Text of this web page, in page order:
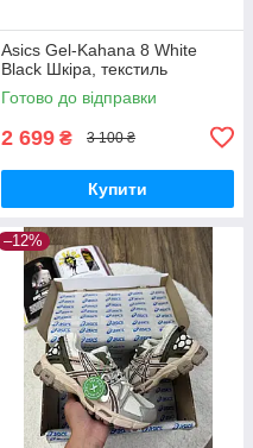
Asics Gel-Kahana 8 White
Black Шкіра, текстиль
Готово до відправки
2 699 ₴ 3 100 ₴
Купити
–12%